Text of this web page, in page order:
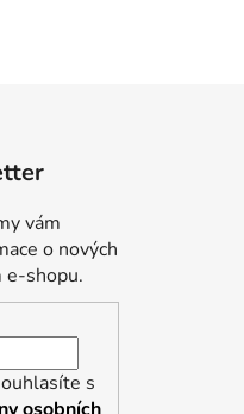
vám
o nových
e-shopu.
s